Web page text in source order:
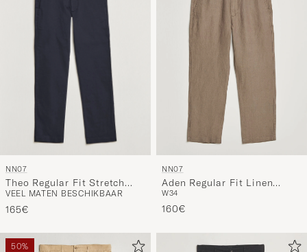
NN07
Theo Regular Fit Stretch
Chinos Navy Blue
VEEL MATEN BESCHIKBAAR
165€
NN07
Aden Regular Fit Linen
Trousers Clay Mirage
W34
160€
50%